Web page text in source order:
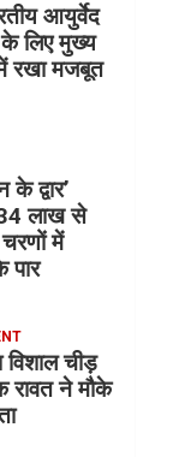
आयुर्वेद
लिए मुख्य
रखा मजबूत
द्वार’
लाख से
में
पार
विशाल चीड़
ने मौके